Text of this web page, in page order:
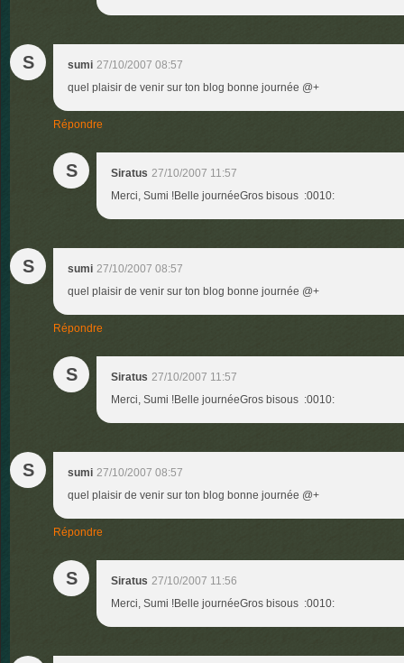
S sumi 27/10/2007 08:57
quel plaisir de venir sur ton blog bonne journée @+
Répondre
S Siratus 27/10/2007 11:57
Merci, Sumi !Belle journéeGros bisous :0010:
S sumi 27/10/2007 08:57
quel plaisir de venir sur ton blog bonne journée @+
Répondre
S Siratus 27/10/2007 11:57
Merci, Sumi !Belle journéeGros bisous :0010:
S sumi 27/10/2007 08:57
quel plaisir de venir sur ton blog bonne journée @+
Répondre
S Siratus 27/10/2007 11:56
Merci, Sumi !Belle journéeGros bisous :0010: